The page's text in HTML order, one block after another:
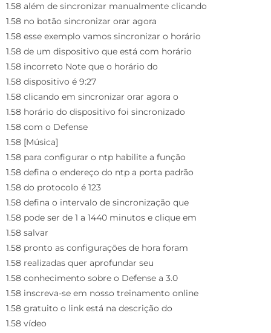
1.58 além de sincronizar manualmente clicando
1.58 no botão sincronizar orar agora
1.58 esse exemplo vamos sincronizar o horário
1.58 de um dispositivo que está com horário
1.58 incorreto Note que o horário do
1.58 dispositivo é 9:27
1.58 clicando em sincronizar orar agora o
1.58 horário do dispositivo foi sincronizado
1.58 com o Defense
1.58 [Música]
1.58 para configurar o ntp habilite a função
1.58 defina o endereço do ntp a porta padrão
1.58 do protocolo é 123
1.58 defina o intervalo de sincronização que
1.58 pode ser de 1 a 1440 minutos e clique em
1.58 salvar
1.58 pronto as configurações de hora foram
1.58 realizadas quer aprofundar seu
1.58 conhecimento sobre o Defense a 3.0
1.58 inscreva-se em nosso treinamento online
1.58 gratuito o link está na descrição do
1.58 vídeo